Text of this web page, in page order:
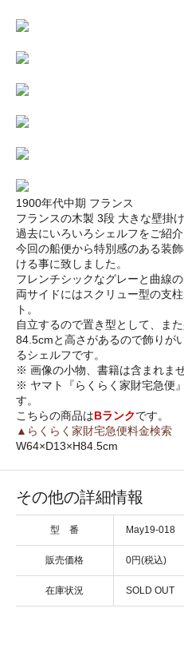
1900年代中期 フランス
フランスの木製 3段 大きな壁掛
過去にいろいろシェルフをご紹介
今回の船便から特別感のある装
ける事に致しました。
フレンチシックなグレーと曲線
両サイドにはスクリュー型の支
ト。
自立するので置き型として、ま
84.5cmと高さがあるので飾りが
るシェルフです。
※ 画像の小物、書籍は含まれませ
※ ヤマト『らくらく家財宅急便
す。
こちらの商品はBランクです。
▲らくらく家財宅急便料金検索
W64×D13×H84.5cm
その他の詳細情報
型 番 May19-018
販売価格 0円(税込)
在庫状況 SOLD OUT